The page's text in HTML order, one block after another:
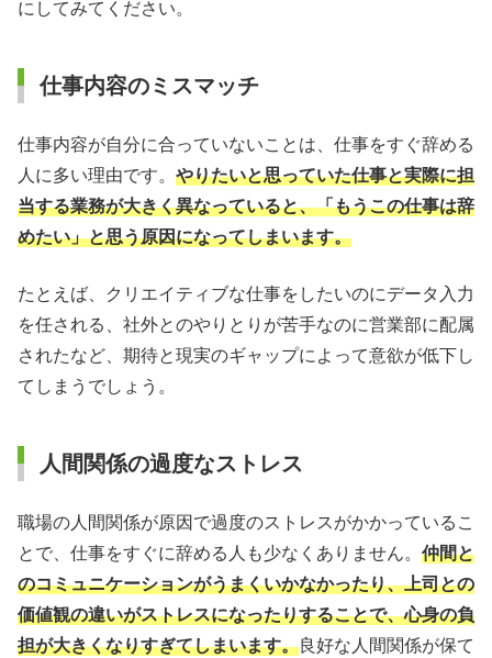
にしてみてください。
仕事内容のミスマッチ
仕事内容が自分に合っていないことは、仕事をすぐ辞める
人に多い理由です。 やりたいと思っていた仕事と実際に担
当する業務が大きく異なっていると、「もうこの仕事は辞
めたい」と思う原因になってしまいます。
たとえば、クリエイティブな仕事をしたいのにデータ入力
を任される、社外とのやりとりが苦手なのに営業部に配属
されたなど、期待と現実のギャップによって意欲が低下し
てしまうでしょう。
人間関係の過度なストレス
職場の人間関係が原因で過度のストレスがかかっているこ
とで、仕事をすぐに辞める人も少なくありません。 仲間と
のコミュニケーションがうまくいかなかったり、上司との
価値観の違いがストレスになったりすることで、心身の負
担が大きくなりすぎてしまいます。良好な人間関係が保て